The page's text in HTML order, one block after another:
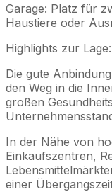
Garage: Platz für
Haustiere oder
Highlights zur Lage:
Die gute
den Weg in die
großen
In der Nähe von
Einkaufszentren,
einer